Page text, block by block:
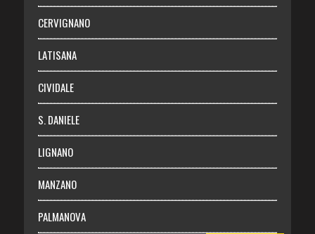
Abbonati
Login
CERVIGNANO
LATISANA
CIVIDALE
S. DANIELE
LIGNANO
MANZANO
PALMANOVA